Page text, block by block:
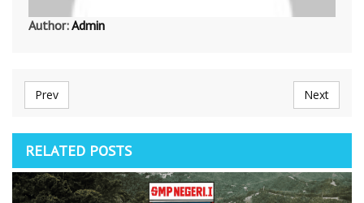
Author:Admin
Prev Next
RELATED POSTS